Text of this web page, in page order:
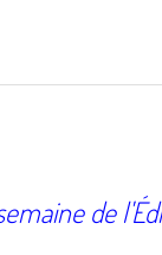
de